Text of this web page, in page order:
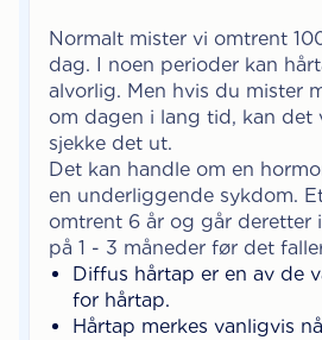
Normalt mister vi omtrent
dag. I noen perioder kan
alvorlig. Men hvis du mister
om dagen i lang tid, kan
sjekke det ut.
Det kan handle om en
en underliggende sykdom.
omtrent 6 år og går deretter
på 1 - 3 måneder før det
Diffus hårtap er en av de
for hårtap.
Hårtap merkes vanligvis